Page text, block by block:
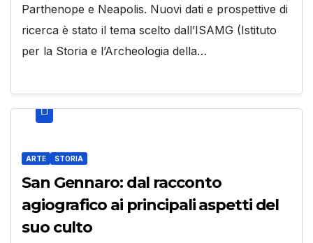
Parthenope e Neapolis. Nuovi dati e prospettive di
ricerca è stato il tema scelto dall’ISAMG (Istituto
per la Storia e l’Archeologia della…
ARTE STORIA
San Gennaro: dal racconto
agiografico ai principali aspetti del
suo culto